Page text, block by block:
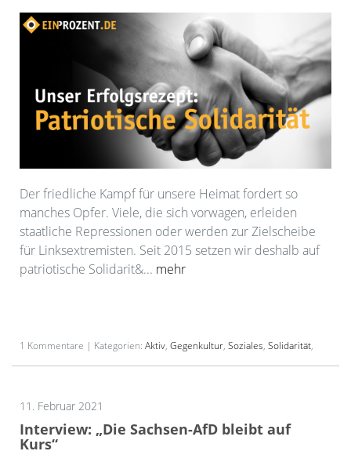
Der friedliche Kampf für unsere Heimat fordert so
manches Opfer. Viele, die sich vorwagen, erleiden
staatliche Repressionen oder werden zur Zielscheibe
für Linksextremisten. Seit 2015 setzen wir deshalb auf
patriotische Solidarit&... mehr
1 Kommentare | Kategorien: Aktiv, Gegenkultur, Soziales, Solidarität,
11. Februar 2021
Interview: „Die Sachsen-AfD bleibt auf
Kurs“